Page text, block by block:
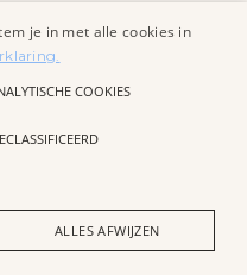
geval, per
van het betreffende
bedrag. Voor
is
je in met alle cookies in
COOKIES
ALLES AFWIJZEN